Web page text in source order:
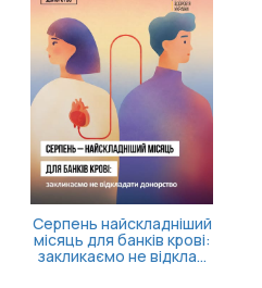
11 серпня відбудеться
засідання Ради з питань
внутрішньо
переміщених осіб